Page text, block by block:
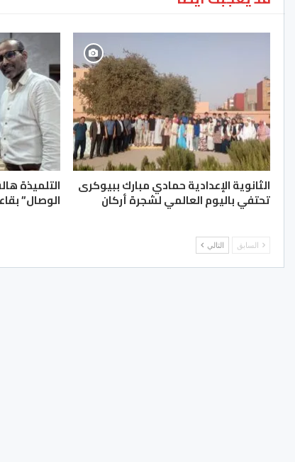
الثانوية الإعدادية حمادي مبارك ببيوكرى
تحتفي باليوم العالمي لشجرة أركان
التلميذة
الوصال”
السابق التالي